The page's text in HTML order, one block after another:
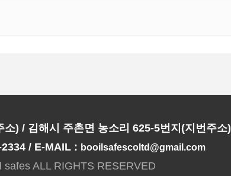
) / 김해시 주촌면 농소리 625-5번지(지번주소)
/ E-MAIL : booilsafescoltd@gmail.com
ALL RIGHTS RESERVED